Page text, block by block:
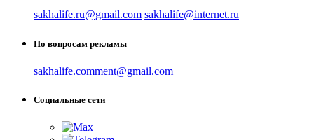
sakhalife.ru@gmail.com sakhalife@internet.ru
По вопросам рекламы
sakhalife.comment@gmail.com
Социальные сети